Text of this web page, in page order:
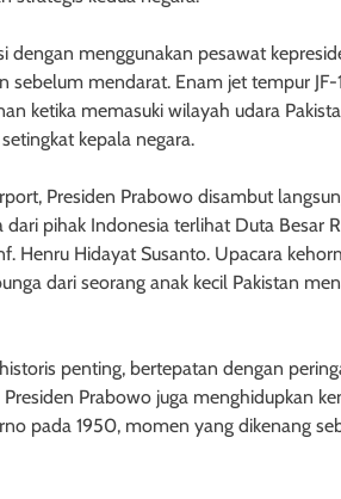
dengan menggunakan pesawat
sebelum mendarat. Enam jet tempur
ketika memasuki wilayah udara
kepala negara.
Presiden Prabowo disambut
dari pihak Indonesia terlihat Duta Besar
Henru Hidayat Susanto. Upacara
dari seorang anak kecil Pakistan
penting, bertepatan dengan
Prabowo juga menghidupkan
pada 1950, momen yang dikenang